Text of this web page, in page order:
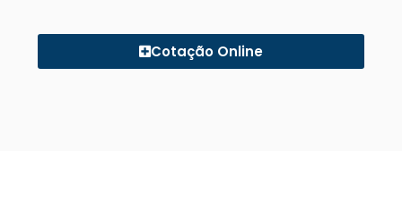
Cotação Online